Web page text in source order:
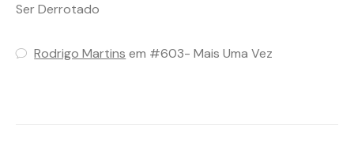
Ser Derrotado
Rodrigo Martins em #603- Mais Uma Vez